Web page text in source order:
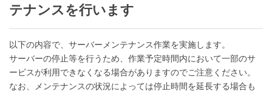
テナンスを行います
以下の内容で、サーバーメンテナンス作業を実施します。
サーバーの停止等を行うため、作業予定時間内において一部のサ
ービスが利用できなくなる場合がありますのでご注意ください。
なお、メンテナンスの状況によっては停止時間を延長する場合も